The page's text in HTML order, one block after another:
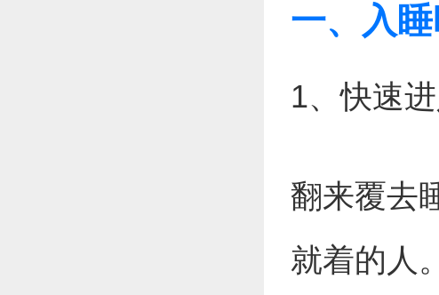
一、入
1、快速
翻来覆去
就着的人